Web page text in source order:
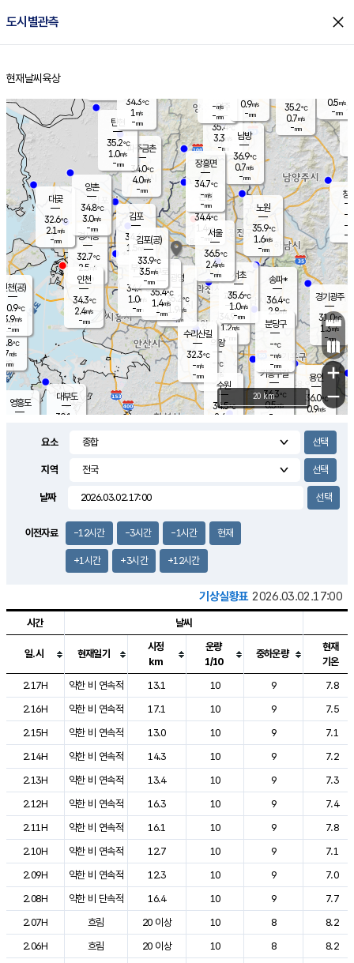
도시별관측 close
홈
현재날씨 육상
의도
℃
m/s
mm
영흥도
양주
35.4℃
3.3
-mm
과천
34.9℃
1.2m/s
- mm
용인
36.0℃
0.9m/s
경기광주
31.0℃
1.3m/s
-mm
3.3m/s
대부도
30.1
경서동
32.7℃
2.5 m/s
-mm
파주금촌
34.0℃
4.0m/s
-mm
35.2℃
0.7m/s
-mm
대곶
32.6℃
2.1 m/s
-mm
창
-
-m/
-
탄현
35.2℃
1.0m/s
-mm
0.5m/s
-mm
의왕
- ℃
m/s
mm
김포
34.4℃
1.5 m/s
mm
광명
35.2 ℃
1.9 m/s
-mm
부천
34.4℃
1.0m/s
-mm
양촌
34.8℃
3.0m/s
-mm
구로
35.4℃
1.4m/s
-mm
은평
34.4℃
1.4 m/s
- mm
노원
35.9℃
1.6m/s
-mm
송파*
36.4℃
2.8m/s
-mm
서초
35.6℃
1.0m/s
-mm
남방
36.9℃
0.7m/s
-mm
기흥구갈
36.3℃
0.5m/s
-
수리산길
32.3℃
-m/s
-mm
분당구
-℃
-m/s
-mm
장흥면
34.7℃
-m/s
-mm
-m/s
-mm
인천(공)
30.9℃
3.9m/s
-mm
김포(공)
33.9℃
3.5m/s
-mm
수원
34.5℃
2.4 m/s
인천
34.3℃
2.4m/s
-mm
서울
36.5℃
2.4m/s
-mm
34.3℃
1 m/s
-mm
0.9m/s
-mm
+
−
20 km
요소
지역
날짜
이전자료 -12시간 -3시간 -1시간 현재
+1시간 +3시간 +12시간
기상실황표 2026.03.02.17:00
도시별 기상실황표로 지점, 날씨, 기온, 강수, 바람, 기압등을 안내한 표입
시간 날씨
일.시 현재일기
시정
km
운량
1/10
중하운량
현재
기온
2.17H
약한 비 연속적 13.1 10 9
7.8
2.16H
약한 비 연속적 17.1 10 9
7.5
2.15H
약한 비 연속적 13.0 10 9
7.1
2.14H
약한 비 연속적 14.3 10 9
7.2
2.13H
약한 비 연속적 13.4 10 9
7.3
2.12H
약한 비 연속적 16.3 10 9
7.4
2.11H
약한 비 연속적 16.1 10 9
7.8
2.10H
약한 비 연속적 12.7 10 9
7.1
2.09H
약한 비 연속적 12.3 10 9
7.0
2.08H
약한 비 단속적 16.4 10 9
7.7
2.07H
흐림 20 이상 10 8
8.2
2.06H
흐림 20 이상 10 8
8.2